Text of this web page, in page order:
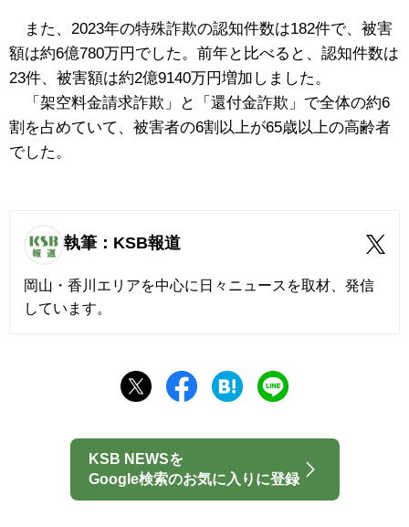
また、2023年の特殊詐欺の認知件数は182件で、被害
額は約6億780万円でした。前年と比べると、認知件数は
23件、被害額は約2億9140万円増加しました。
「架空料金請求詐欺」と「還付金詐欺」で全体の約6
割を占めていて、被害者の6割以上が65歳以上の高齢者
でした。
執筆：KSB報道
岡山・香川エリアを中心に日々ニュースを取材、発信
しています。
KSB NEWSを
Google検索のお気に入りに登録